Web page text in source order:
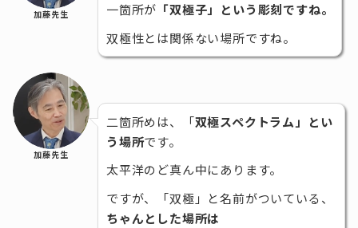
加藤先生
一箇所が 「双極子」という彫刻ですね。
双極性とは関係ない場所ですね。
加藤先生
二箇所めは、「双極スペクトラム」とい
う場所です。
太平洋のど真ん中にあります。
ですが、「双極」と名前がついている、
ちゃんとした場所は